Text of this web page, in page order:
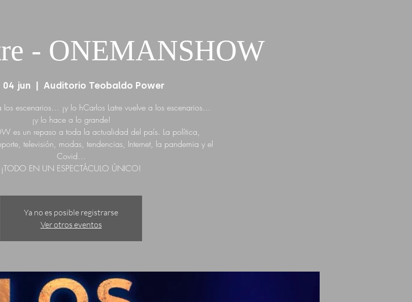
- ONEMANSHOW
04 jun
Auditorio Teobaldo Power
los escenarios… ¡y lo hCarlos Latre vuelve a los escenarios…
¡y lo hace a lo grande!
es un repaso a toda la actualidad del país. La política,
televisión, modas, tendencias, Internet, la pandemia y el
Covid…
¡TODO EN UN ESPECTÁCULO ÚNICO!
Ya no es posible registrarse
Ver otros eventos